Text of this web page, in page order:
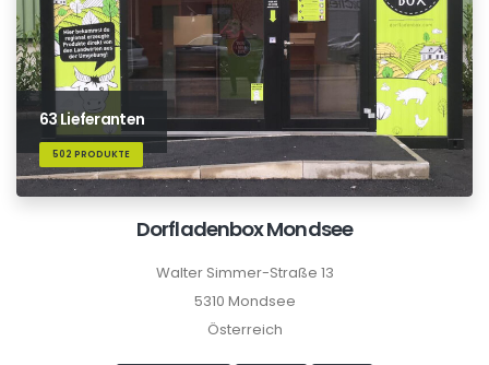
63 Lieferanten
502 PRODUKTE
Dorfladenbox Mondsee
Walter Simmer-Straße 13
5310 Mondsee
Österreich